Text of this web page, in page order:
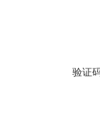
验证